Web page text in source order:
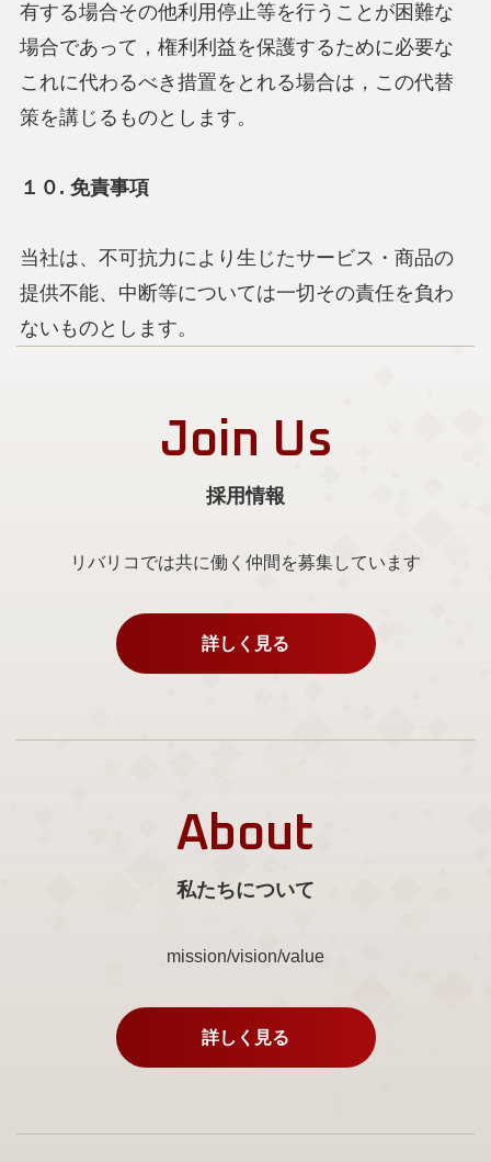
有する場合その他利用停止等を行うことが困難な
場合であって，権利利益を保護するために必要な
これに代わるべき措置をとれる場合は，この代替
策を講じるものとします。
１０. 免責事項
当社は、不可抗力により生じたサービス・商品の
提供不能、中断等については一切その責任を負わ
ないものとします。
Join Us
採用情報
リバリコでは共に働く仲間を募集しています
詳しく見る
About
私たちについて
mission/vision/value
詳しく見る